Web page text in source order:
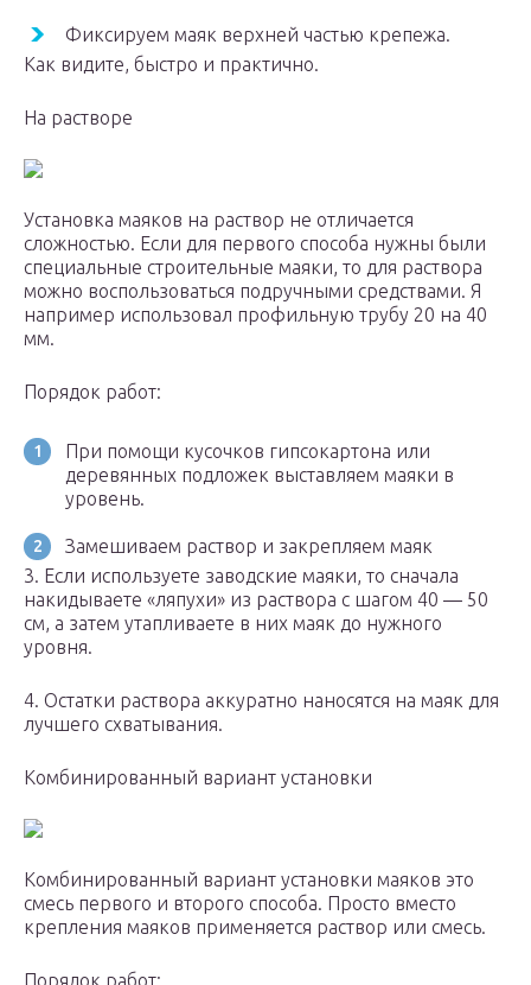
Фиксируем маяк верхней частью крепежа.
Как видите, быстро и практично.
На растворе
Установка маяков на раствор не отличается
сложностью. Если для первого способа нужны были
специальные строительные маяки, то для раствора
можно воспользоваться подручными средствами. Я
например использовал профильную трубу 20 на 40
мм.
Порядок работ:
При помощи кусочков гипсокартона или
деревянных подложек выставляем маяки в
уровень.
Замешиваем раствор и закрепляем маяк
3. Если используете заводские маяки, то сначала
накидываете «ляпухи» из раствора с шагом 40 — 50
см, а затем утапливаете в них маяк до нужного
уровня.
4. Остатки раствора аккуратно наносятся на маяк для
лучшего схватывания.
Комбинированный вариант установки
Комбинированный вариант установки маяков это
смесь первого и второго способа. Просто вместо
крепления маяков применяется раствор или смесь.
Порядок работ: